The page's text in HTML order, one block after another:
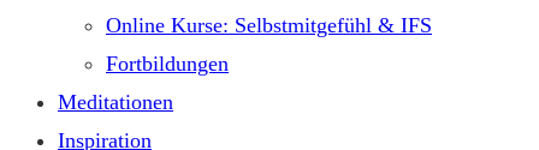
Online Kurse: Selbstmitgefühl & IFS
Fortbildungen
Meditationen
Inspiration